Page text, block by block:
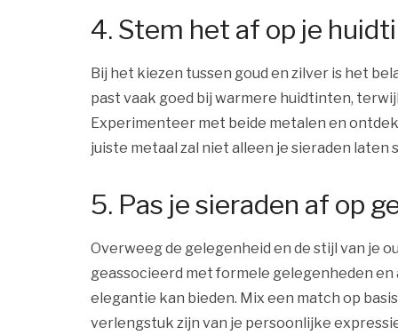
4. Stem het af op je
Bij het kiezen tussen goud en zilver is het
past vaak goed bij warmere huidtinten,
Experimenteer met beide metalen en
juiste metaal zal niet alleen je sieraden
5. Pas je sieraden af op
Overweeg de gelegenheid en de stijl van je
geassocieerd met formele gelegenheden
elegantie kan bieden. Mix een match op
verlengstuk zijn van je persoonlijke